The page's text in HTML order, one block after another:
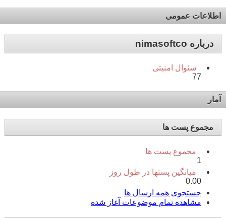
اطلاعات عمومی
درباره nimasoftco
سئوال امنیتی
77
آمار
مجموع پست ها
مجموع پست ها
1
میانگین پستها در طول روز
0.00
جستجوی همه ارسال ها
مشاهده تمام موضوعات آغاز شده